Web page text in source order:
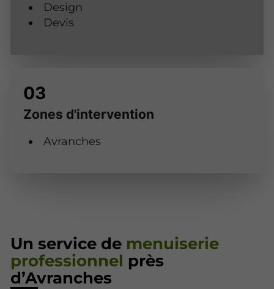
Design
Devis
Zones d'intervention
Avranches
Un service de menuiserie
professionnel près
d’Avranches